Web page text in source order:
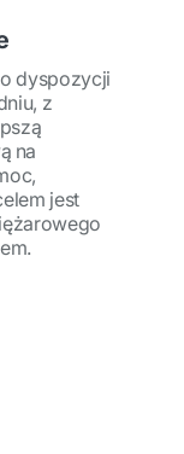
dyspozycji
z
na
jest